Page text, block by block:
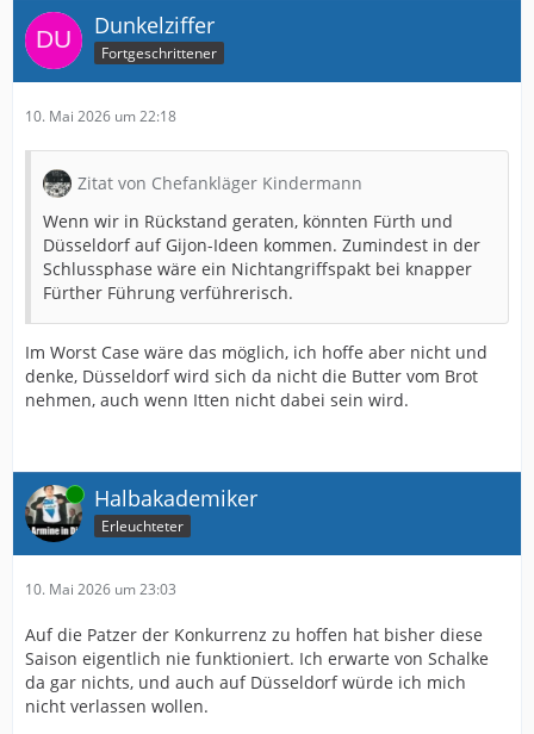
Dunkelziffer
Fortgeschrittener
10. Mai 2026 um 22:18
Zitat von Chefankläger Kindermann
Wenn wir in Rückstand geraten, könnten Fürth und
Düsseldorf auf Gijon-Ideen kommen. Zumindest in der
Schlussphase wäre ein Nichtangriffspakt bei knapper
Fürther Führung verführerisch.
Im Worst Case wäre das möglich, ich hoffe aber nicht und
denke, Düsseldorf wird sich da nicht die Butter vom Brot
nehmen, auch wenn Itten nicht dabei sein wird.
Online Halbakademiker
Erleuchteter
10. Mai 2026 um 23:03
Auf die Patzer der Konkurrenz zu hoffen hat bisher diese
Saison eigentlich nie funktioniert. Ich erwarte von Schalke
da gar nichts, und auch auf Düsseldorf würde ich mich
nicht verlassen wollen.